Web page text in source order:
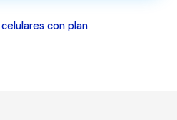
con plan